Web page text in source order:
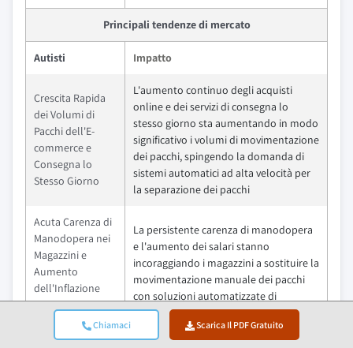
Chiamaci Scarica Il PDF Gratuito
Principali tendenze di mercato
Autisti Impatto
Crescita Rapida
dei Volumi di
Pacchi dell'E-
commerce e
Consegna lo
Stesso Giorno
L'aumento continuo degli acquisti
online e dei servizi di consegna lo
stesso giorno sta aumentando in modo
significativo i volumi di movimentazione
dei pacchi, spingendo la domanda di
sistemi automatici ad alta velocità per
la separazione dei pacchi
Acuta Carenza di
Manodopera nei
Magazzini e
Aumento
dell'Inflazione
Salariale che
Accelera il ROI
dell'Automazione
La persistente carenza di manodopera
e l'aumento dei salari stanno
incoraggiando i magazzini a sostituire la
movimentazione manuale dei pacchi
con soluzioni automatizzate di
separazione che riducono i costi